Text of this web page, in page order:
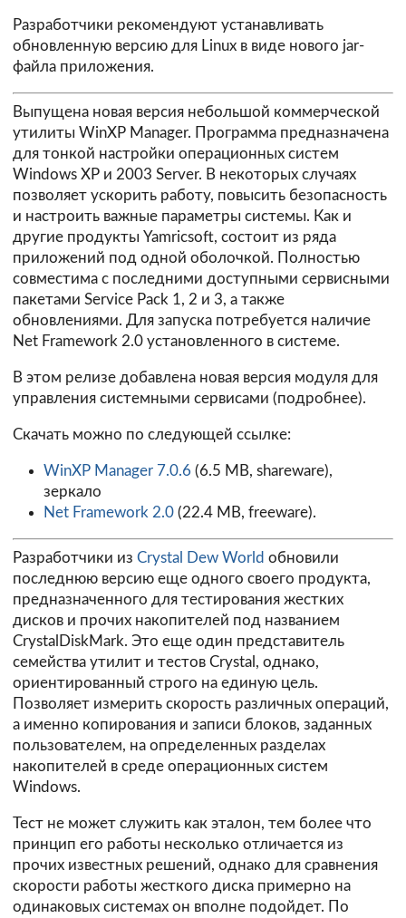
Разработчики рекомендуют устанавливать
обновленную версию для Linux в виде нового jar-
файла приложения.
Выпущена новая версия небольшой коммерческой
утилиты WinXP Manager. Программа предназначена
для тонкой настройки операционных систем
Windows XP и 2003 Server. В некоторых случаях
позволяет ускорить работу, повысить безопасность
и настроить важные параметры системы. Как и
другие продукты Yamricsoft, состоит из ряда
приложений под одной оболочкой. Полностью
совместима с последними доступными сервисными
пакетами Service Pack 1, 2 и 3, а также
обновлениями. Для запуска потребуется наличие
Net Framework 2.0 установленного в системе.
В этом релизе добавлена новая версия модуля для
управления системными сервисами (подробнее).
Скачать можно по следующей ссылке:
WinXP Manager 7.0.6 (6.5 MB, shareware),
зеркало
Net Framework 2.0(22.4 MB, freeware).
Разработчики из Crystal Dew World обновили
последнюю версию еще одного своего продукта,
предназначенного для тестирования жестких
дисков и прочих накопителей под названием
CrystalDiskMark. Это еще один представитель
семейства утилит и тестов Crystal, однако,
ориентированный строго на единую цель.
Позволяет измерить скорость различных операций,
а именно копирования и записи блоков, заданных
пользователем, на определенных разделах
накопителей в среде операционных систем
Windows.
Тест не может служить как эталон, тем более что
принцип его работы несколько отличается из
прочих известных решений, однако для сравнения
скорости работы жесткого диска примерно на
одинаковых системах он вполне подойдет. По